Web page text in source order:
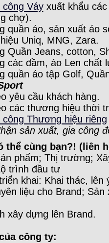
công Váyxuất khẩu các
chợ).
quần áo, sản xuất áo
Uniq, MNG, Zara.
Quần Jeans, cotton,
các đầm, áo Len chất
quần áo tập Golf,
yêu cầu khách hàng.
các thương hiệu thời
công Thương hiệu riêng
sản xuất, gia công
thể cùng bạn?! (liên
phẩm; Thị trường;
trình đầu tư
khai: Khai thác,
liệu cho Brand;
xây dựng lên Brand.
công ty: